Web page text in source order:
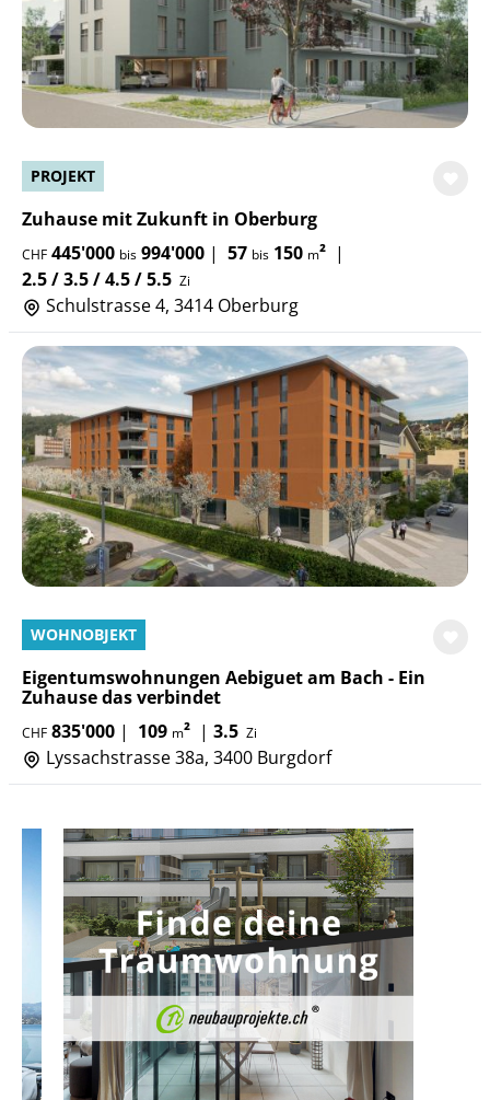
PROJEKT
Zuhause mit Zukunft in Oberburg
CHF 445'000 bis 994'000 | 57 bis 150 m² |
2.5 / 3.5 / 4.5 / 5.5 Zi
Schulstrasse 4, 3414 Oberburg
WOHNOBJEKT
Eigentumswohnungen Aebiguet am Bach - Ein
Zuhause das verbindet
CHF 835'000 | 109 m² | 3.5 Zi
Lyssachstrasse 38a, 3400 Burgdorf